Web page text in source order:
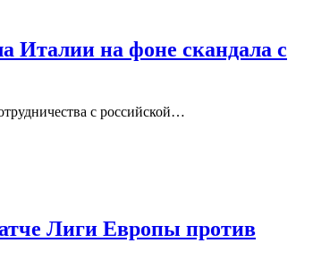
Италии на фоне скандала с
с российской…
Лиги Европы против